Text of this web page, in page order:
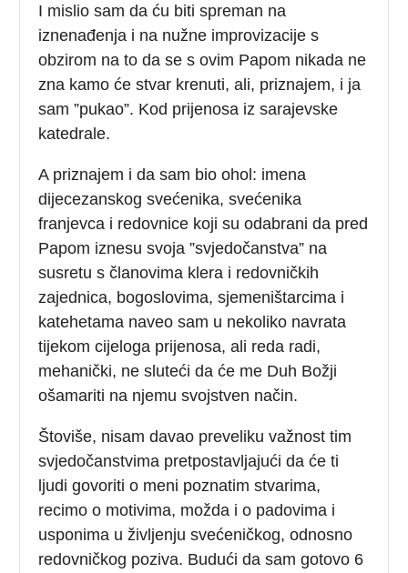
I mislio sam da ću biti spreman na
iznenađenja i na nužne improvizacije s
obzirom na to da se s ovim Papom nikada ne
zna kamo će stvar krenuti, ali, priznajem, i ja
sam ”pukao”. Kod prijenosa iz sarajevske
katedrale.
A priznajem i da sam bio ohol: imena
dijecezanskog svećenika, svećenika
franjevca i redovnice koji su odabrani da pred
Papom iznesu svoja ”svjedočanstva” na
susretu s članovima klera i redovničkih
zajednica, bogoslovima, sjemeništarcima i
katehetama naveo sam u nekoliko navrata
tijekom cijeloga prijenosa, ali reda radi,
mehanički, ne sluteći da će me Duh Božji
ošamariti na njemu svojstven način.
Štoviše, nisam davao preveliku važnost tim
svjedočanstvima pretpostavljajući da će ti
ljudi govoriti o meni poznatim stvarima,
recimo o motivima, možda i o padovima i
usponima u življenju svećeničkog, odnosno
redovničkog poziva. Budući da sam gotovo 6